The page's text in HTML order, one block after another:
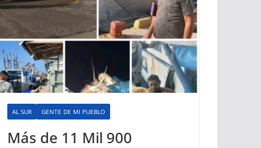
AL SUR GENTE DE MI PUEBLO
Más de 11 Mil 900